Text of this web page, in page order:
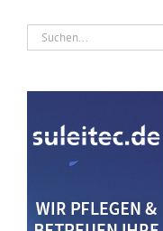
Suche
nach: